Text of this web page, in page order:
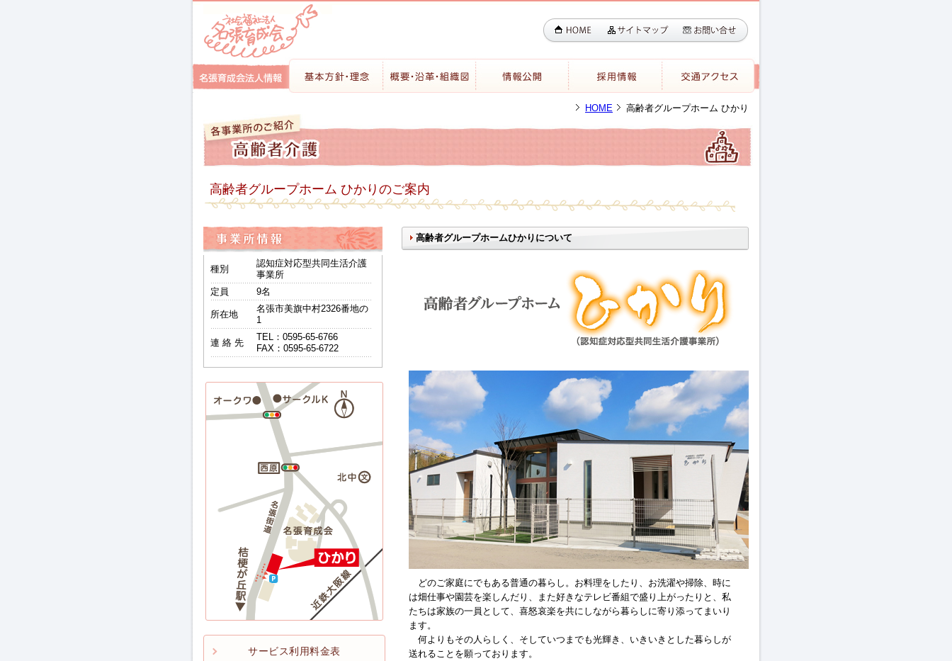
HOME 高齢者グループホーム ひかり
高齢者グループホーム ひかりのご案内
種別
認知症対応型共同生活介護
事業所
定員
9名
所在地
名張市美旗中村2326番地の
1
連 絡 先
TEL：0595-65-6766
FAX：0595-65-6722
サービス利用料金表
高齢者グループホームひかりについて
どのご家庭にでもある普通の暮らし。お料理をしたり、お洗濯や掃除、時に
は畑仕事や園芸を楽しんだり、また好きなテレビ番組で盛り上がったりと、私
たちは家族の一員として、喜怒哀楽を共にしながら暮らしに寄り添ってまいり
ます。
何よりもその人らしく、そしていつまでも光輝き、いきいきとした暮らしが
送れることを願っております。